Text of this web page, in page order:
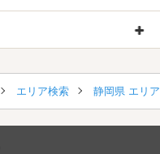
エリア検索 静岡県 エリ